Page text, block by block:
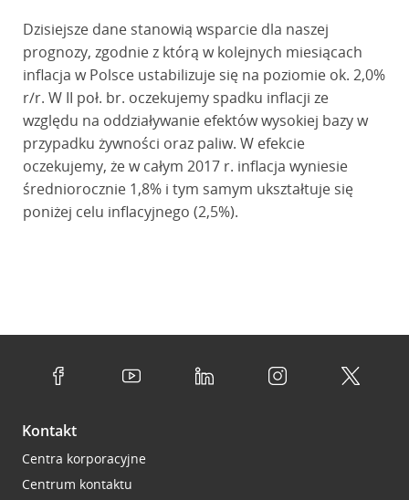
Dzisiejsze dane stanowią wsparcie dla naszej
prognozy, zgodnie z którą w kolejnych miesiącach
inflacja w Polsce ustabilizuje się na poziomie ok. 2,0%
r/r. W II poł. br. oczekujemy spadku inflacji ze
względu na oddziaływanie efektów wysokiej bazy w
przypadku żywności oraz paliw. W efekcie
oczekujemy, że w całym 2017 r. inflacja wyniesie
średniorocznie 1,8% i tym samym ukształtuje się
poniżej celu inflacyjnego (2,5%).
Kontakt
Centra korporacyjne
Centrum kontaktu